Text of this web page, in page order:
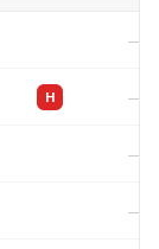
—
H —
—
—